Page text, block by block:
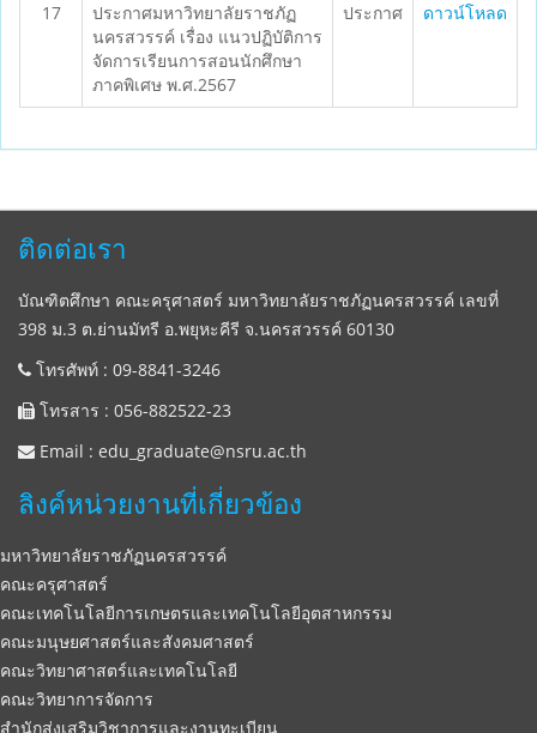
17
ประกาศมหาวิทยาลัยราชภัฏ
นครสวรรค์ เรื่อง แนวปฏิบัติการ
จัดการเรียนการสอนนักศึกษา
ภาคพิเศษ พ.ศ.2567
ประกาศ ดาวน์โหลด
ติดต่อเรา
บัณฑิตศึกษา คณะครุศาสตร์ มหาวิทยาลัยราชภัฏนครสวรรค์ เลขที่
398 ม.3 ต.ย่านมัทรี อ.พยุหะคีรี จ.นครสวรรค์ 60130
โทรศัพท์ : 09-8841-3246
โทรสาร : 056-882522-23
Email : edu_graduate@nsru.ac.th
ลิงค์หน่วยงานที่เกี่ยวข้อง
มหาวิทยาลัยราชภัฏนครสวรรค์
คณะครุศาสตร์
คณะเทคโนโลยีการเกษตรและเทคโนโลยีอุตสาหกรรม
คณะมนุษยศาสตร์และสังคมศาสตร์
คณะวิทยาศาสตร์และเทคโนโลยี
คณะวิทยาการจัดการ
สำนักส่งเสริมวิชาการและงานทะเบียน